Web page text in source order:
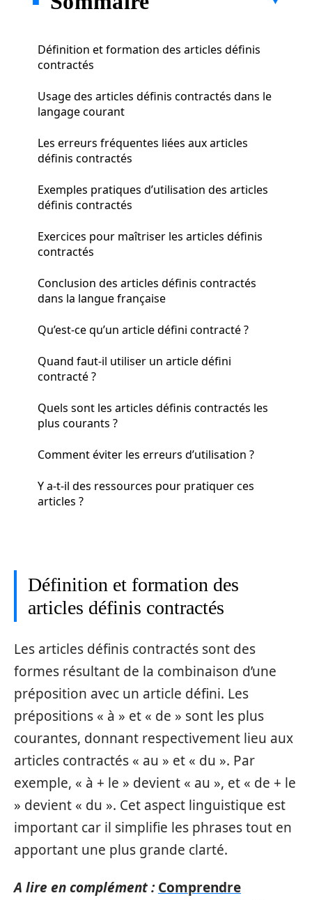
Définition et formation des articles définis
contractés
Usage des articles définis contractés dans le
langage courant
Les erreurs fréquentes liées aux articles
définis contractés
Exemples pratiques d’utilisation des articles
définis contractés
Exercices pour maîtriser les articles définis
contractés
Conclusion des articles définis contractés
dans la langue française
Qu’est-ce qu’un article défini contracté ?
Quand faut-il utiliser un article défini
contracté ?
Quels sont les articles définis contractés les
plus courants ?
Comment éviter les erreurs d’utilisation ?
Y a-t-il des ressources pour pratiquer ces
articles ?
Définition et formation des
articles définis contractés
Les articles définis contractés sont des
formes résultant de la combinaison d’une
préposition avec un article défini. Les
prépositions « à » et « de » sont les plus
courantes, donnant respectivement lieu aux
articles contractés « au » et « du ». Par
exemple, « à + le » devient « au », et « de + le
» devient « du ». Cet aspect linguistique est
important car il simplifie les phrases tout en
apportant une plus grande clarté.
A lire en complément : Comprendre